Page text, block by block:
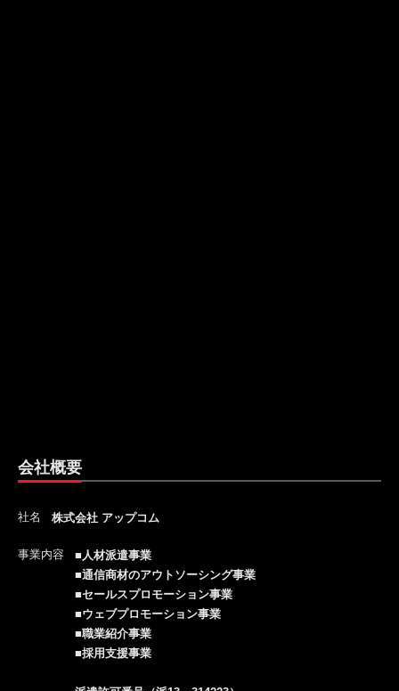
会社概要
社名 株式会社 アップコム
事業内容
■人材派遣事業
■通信商材のアウトソーシング事業
■セールスプロモーション事業
■ウェブプロモーション事業
■職業紹介事業
■採用支援事業